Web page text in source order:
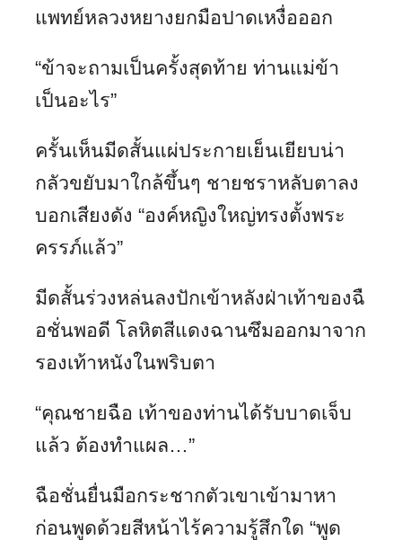
แพทย์หลวงหยางยกมือปาดเหงื่อออก
“ข้าจะถามเป็นครั้งสุดท้าย ท่านแม่ข้า
เป็นอะไร”
ครั้นเห็นมีดสั้นแผ่ประกายเย็นเยียบน่า
กลัวขยับมาใกล้ขึ้นๆ ชายชราหลับตาลง
บอกเสียงดัง “องค์หญิงใหญ่ทรงตั้งพระ
ครรภ์แล้ว”
มีดสั้นร่วงหล่นลงปักเข้าหลังฝ่าเท้าของฉื
อชั่นพอดี โลหิตสีแดงฉานซึมออกมาจาก
รองเท้าหนังในพริบตา
“คุณชายฉือ เท้าของท่านได้รับบาดเจ็บ
แล้ว ต้องทำแผล…”
ฉือชั่นยื่นมือกระชากตัวเขาเข้ามาหา
ก่อนพูดด้วยสีหน้าไร้ความรู้สึกใด “พูด